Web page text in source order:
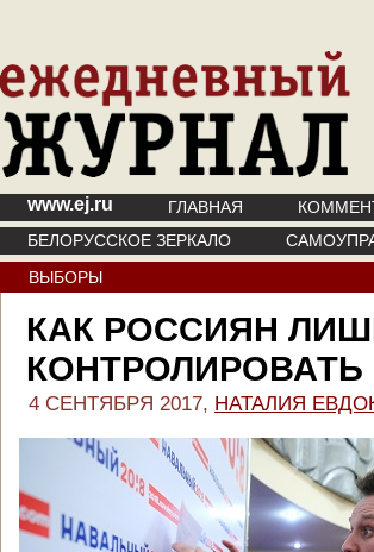
www.ej.ru ГЛАВНАЯ
БЕЛОРУССКОЕ ЗЕРКАЛО
ВЫБОРЫ
КАК РОССИЯН
КОНТРОЛИРОВАТЬ
4 СЕНТЯБРЯ 2017, НАТАЛИЯ